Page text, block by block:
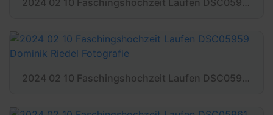
2024 02 10 Faschingshochzeit Laufen DSC05958 Dominik Riedel Fotografie
2024 02 10 Faschingshochzeit Laufen DSC05959 Dominik Riedel Fotografie